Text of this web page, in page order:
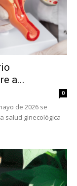
a...
0
de 2026 se
salud ginecológica